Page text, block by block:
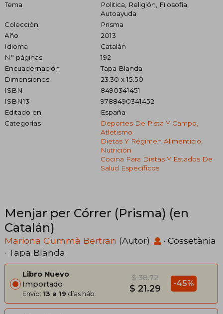
Tema
Politica, Religión, Filosofia,
Autoayuda
Colección
Prisma
Año
2013
Idioma
Catalán
N° páginas
192
Encuadernación
Tapa Blanda
Dimensiones
23.30 x 15.50
ISBN
8490341451
ISBN13
9788490341452
Editado en
España
Categorías
Deportes De Pista Y Campo,
Atletismo
Dietas Y Régimen Alimenticio,
Nutrición
Cocina Para Dietas Y Estados De
Salud Específicos
Menjar per Córrer (Prisma) (en
Catalán)
Mariona Gummà Bertran (Autor) · Cossetània
· Tapa Blanda
Libro Nuevo
Importado
Envío: 13 a 19 días háb.
$ 38.72
$ 21.29 -45%